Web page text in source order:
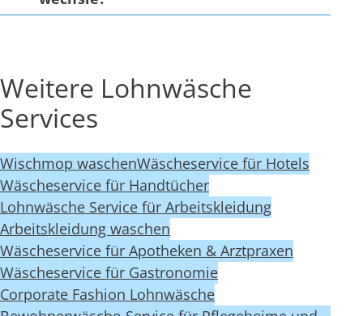
Weitere Lohnwäsche
Services
Wischmop waschenWäscheservice für Hotels
Wäscheservice für Handtücher
Lohnwäsche Service für Arbeitskleidung
Arbeitskleidung waschen
Wäscheservice für Apotheken & Arztpraxen
Wäscheservice für Gastronomie
Corporate Fashion Lohnwäsche